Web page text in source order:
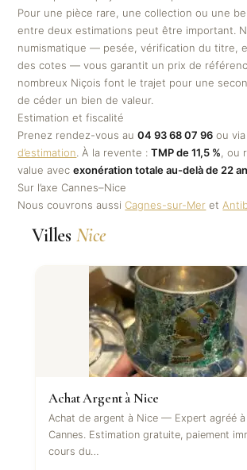
Pour une pièce rare, une collection ou une
entre deux estimations peut être important.
numismatique — pesée, vérification du titre,
des cotes — vous garantit un prix de
nombreux Niçois font le trajet pour une
de céder un bien de valeur.
Estimation et fiscalité
Prenez rendez-vous au04 93 68 07 96 ou
d’estimation . À la revente :TMP de 11,5 % ,
value avecexonération totale au-delà de 22
Sur l’axe Cannes–Nice
Nous couvrons aussi Cagnes-sur-Mer et
Villes Nice
Achat Argent à Nice
Achat de argent à Nice — Expert agréé
Cannes. Estimation gratuite, paiement
cours du…